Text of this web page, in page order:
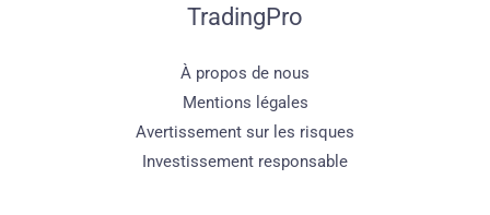
TradingPro
À propos de nous
Mentions légales
Avertissement sur les risques
Investissement responsable